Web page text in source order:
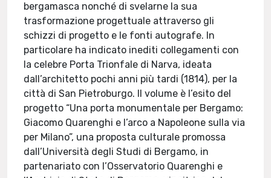
bergamasca nonché di svelarne la sua
trasformazione progettuale attraverso gli
schizzi di progetto e le fonti autografe. In
particolare ha indicato inediti collegamenti con
la celebre Porta Trionfale di Narva, ideata
dall’architetto pochi anni più tardi (1814), per la
città di San Pietroburgo. Il volume è l’esito del
progetto “Una porta monumentale per Bergamo:
Giacomo Quarenghi e l’arco a Napoleone sulla via
per Milano”, una proposta culturale promossa
dall’Università degli Studi di Bergamo, in
partenariato con l’Osservatorio Quarenghi e